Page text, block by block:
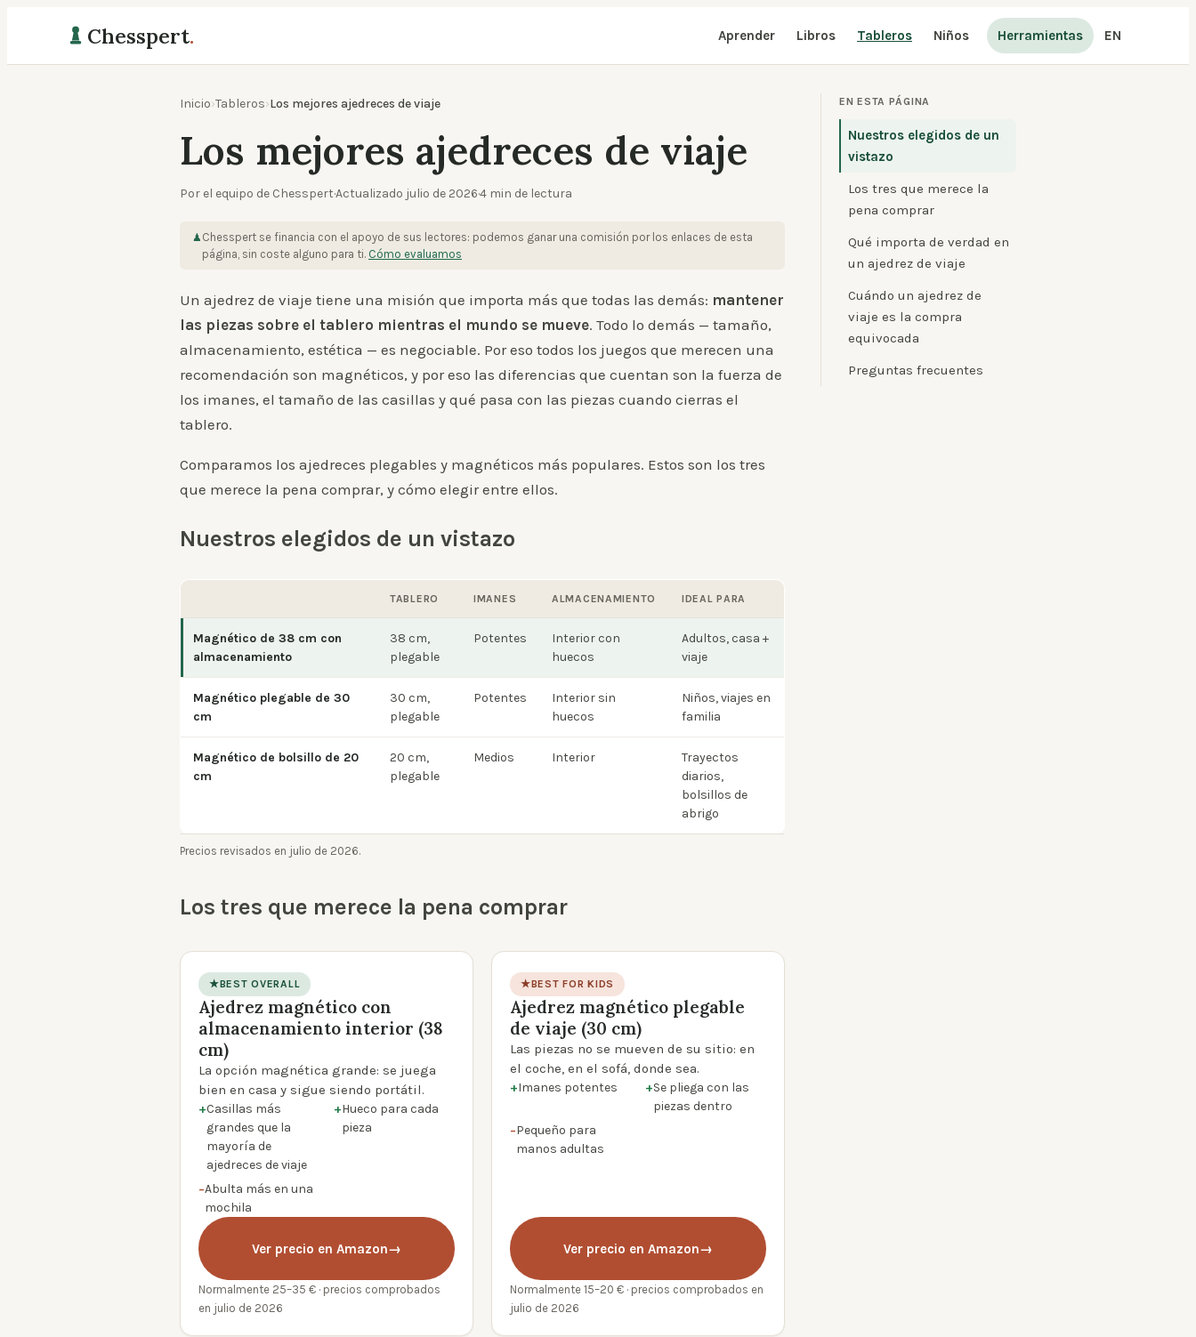
Chesspert. Aprender Libros Tableros Niños Herramientas EN
Inicio›Tableros›Los mejores ajedreces de viaje
Los mejores ajedreces de viaje
Por el equipo de Chesspert·Actualizado julio de 2026·4 min de lectura
♟ Chesspert se financia con el apoyo de sus lectores: podemos ganar una comisión por los enlaces de esta
página, sin coste alguno para ti. Cómo evaluamos
Un ajedrez de viaje tiene una misión que importa más que todas las demás: mantener
las piezas sobre el tablero mientras el mundo se mueve. Todo lo demás — tamaño,
almacenamiento, estética — es negociable. Por eso todos los juegos que merecen una
recomendación son magnéticos, y por eso las diferencias que cuentan son la fuerza de
los imanes, el tamaño de las casillas y qué pasa con las piezas cuando cierras el
tablero.
Comparamos los ajedreces plegables y magnéticos más populares. Estos son los tres
que merece la pena comprar, y cómo elegir entre ellos.
Nuestros elegidos de un vistazo
Precios revisados en julio de 2026.
TABLERO IMANES ALMACENAMIENTO IDEAL PARA
Magnético de 38 cm con
almacenamiento
38 cm,
plegable
Potentes
Interior con
huecos
Adultos, casa +
viaje
Magnético plegable de 30
cm
30 cm,
plegable
Potentes
Interior sin
huecos
Niños, viajes en
familia
Magnético de bolsillo de 20
cm
20 cm,
plegable
Medios Interior
Trayectos
diarios,
bolsillos de
abrigo
Los tres que merece la pena comprar
product photo
★BEST OVERALL
Ajedrez magnético con
almacenamiento interior (38
cm)
La opción magnética grande: se juega
bien en casa y sigue siendo portátil.
+Casillas más
grandes que la
mayoría de
ajedreces de viaje
+Hueco para cada
pieza
−Abulta más en una
mochila
Ver precio en Amazon→
Normalmente 25–35 € · precios comprobados
en julio de 2026
product photo
★BEST FOR KIDS
Ajedrez magnético plegable
de viaje (30 cm)
Las piezas no se mueven de su sitio: en
el coche, en el sofá, donde sea.
+Imanes potentes +Se pliega con las
piezas dentro
−Pequeño para
manos adultas
Ver precio en Amazon→
Normalmente 15–20 € · precios comprobados en
julio de 2026
EN ESTA PÁGINA
Nuestros elegidos de un
vistazo
Los tres que merece la
pena comprar
Qué importa de verdad en
un ajedrez de viaje
Cuándo un ajedrez de
viaje es la compra
equivocada
Preguntas frecuentes